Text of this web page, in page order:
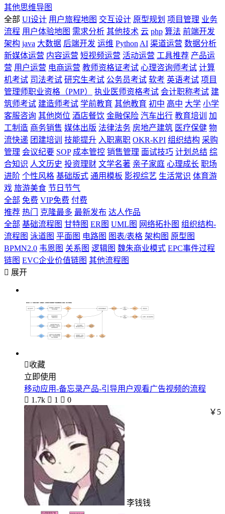
其他思维导图
全部 UI设计 用户旅程地图 交互设计 原型规划 项目管理 业务
流程 用户体验地图 需求分析 其他技术 云 php 算法 前端开发
架构 java 大数据 后端开发 运维 Python AI 渠道运营 数据分析
新媒体运营 内容运营 短视频运营 活动运营 工具推荐 产品运
营 用户运营 电商运营 教师资格证考试 心理咨询师考试 计算
机考试 司法考试 研究生考试 公务员考试 软考 英语考试 项目
管理师职业资格（PMP）
执业医师资格考试 会计职称考试 建
筑师考试 建造师考试 学前教育 其他教育 初中 高中 大学 小学
客服咨询 其他岗位 酒店餐饮 金融保险 汽车出行 教育培训
加
工制造 商务销售 媒体出版 法律法务 房地产建筑 医疗保健 物
流快递 团建培训 技能提升 入职离职 OKR-KPI 组织结构 采购
管理 会议纪要 SOP 成本管控 销售管理 面试技巧 计划总结 综
合知识 人文历史 投资理财 文学名著 亲子家庭 心理成长 职场
进阶 个性风格 基础版式 通用模板 影视综艺 生活常识 体育游
戏 旅游美食 节日节气
全部 免费 VIP免费 付费
推荐 热门 克隆最多 最新发布 达人作品
全部 基础流程图 甘特图 ER图 UML图 网络拓扑图 组织结构-
流程图 泳道图 平面图 电路图 图表/表格 架构图 原型图
BPMN2.0 韦恩图 关系图 逻辑图 魏朱商业模式 EPC事件过程
链图 EVC企业价值链图 其他流程图
 展开
收藏
立即使用
移动应用-备忘录产品-引导用户观看广告视频的流程
 1.7k  1  0
李钱钱
￥5